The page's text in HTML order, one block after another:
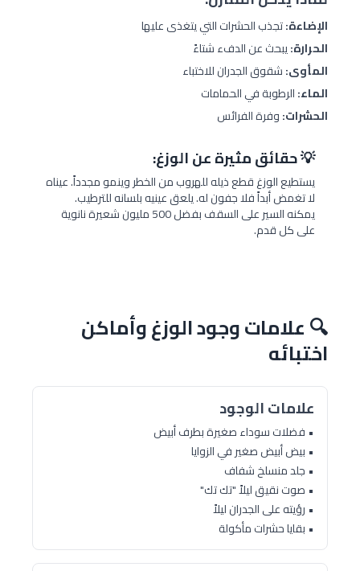
الإضاءة:تجذب الحشرات التي يتغذى عليها
الحرارة:يبحث عن الدفء شتاءً
المأوى:شقوق الجدران للاختباء
الماء:الرطوبة في الحمامات
الحشرات:وفرة الفرائس
💡 حقائق مثيرة عن الوزغ:
يستطيع الوزغ قطع ذيله للهروب من الخطر وينمو مجدداً. عيناه
لا تغمض أبداً فلا جفون له. يلعق عينيه بلسانه للترطيب.
يمكنه السير على السقف بفضل 500 مليون شعيرة نانوية
على كل قدم.
🔍 علامات وجود الوزغ وأماكن
اختبائه
علامات الوجود
• فضلات سوداء صغيرة بطرف أبيض
• بيض أبيض صغير في الزوايا
• جلد منسلخ شفاف
• صوت نقيق ليلاً "تك تك"
• رؤيته على الجدران ليلاً
• بقايا حشرات مأكولة